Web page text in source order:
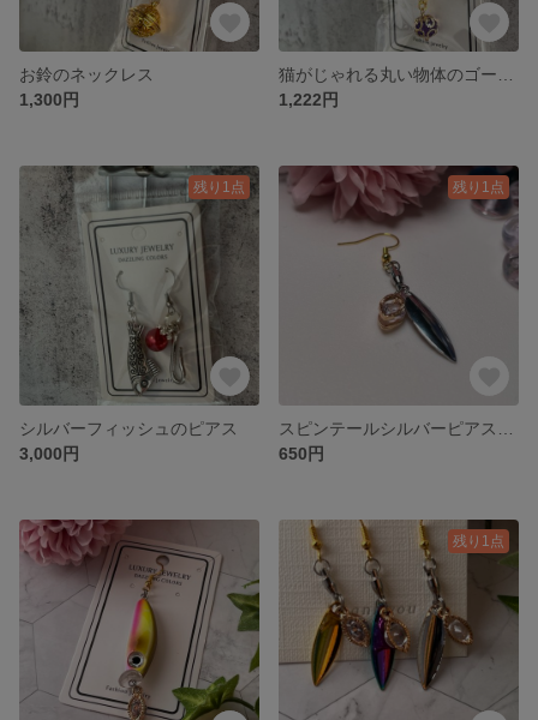
お鈴のネックレス
1,300円
1,222円
残り1点
シルバーフィッシュのピアス
3,000円
残り1点
650円
残り1点